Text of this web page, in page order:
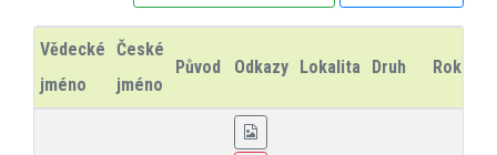
Vědecké
jméno
České
jméno
Původ Odkazy Lokalita Druh Rok